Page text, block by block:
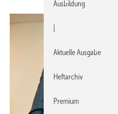
Ausbildung
Aktuelle Ausgabe
Heftarchiv
Premium